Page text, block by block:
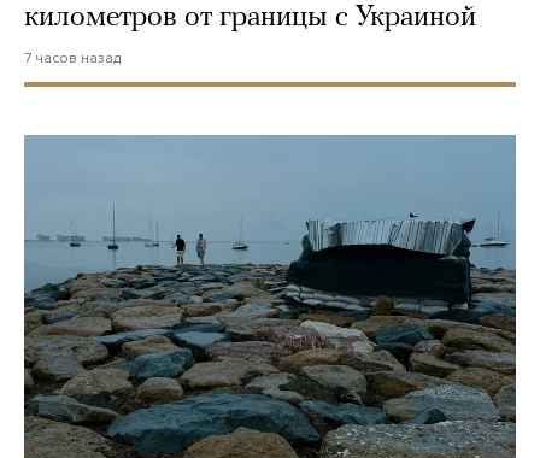
километров от границы с Украиной
7 часов назад